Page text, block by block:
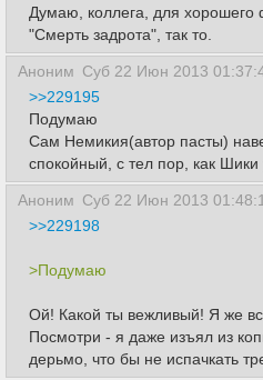
Думаю, коллега, для хорошего
"Смерть задрота", так то.
Аноним Суб 22 Июн 2013
>>229195
Подумаю
Сам Немикия(автор пасты)
спокойный, с тел пор, как
Аноним Суб 22 Июн 2013
>>229198
>Подумаю
Ой! Какой ты вежливый! Я же
Посмотри - я даже изъял из
дерьмо, что бы не испачкать